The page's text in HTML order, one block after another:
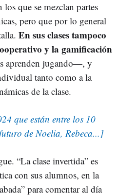
los que se mezclan partes
pero que por lo general
En sus clases tampoco
y la gamificación
aprenden jugando—, y
tanto como a la
de la clase.
que están entre los 10
de Noelia, Rebeca...]
“La clase invertida” es
con sus alumnos, en la
para comentar al día